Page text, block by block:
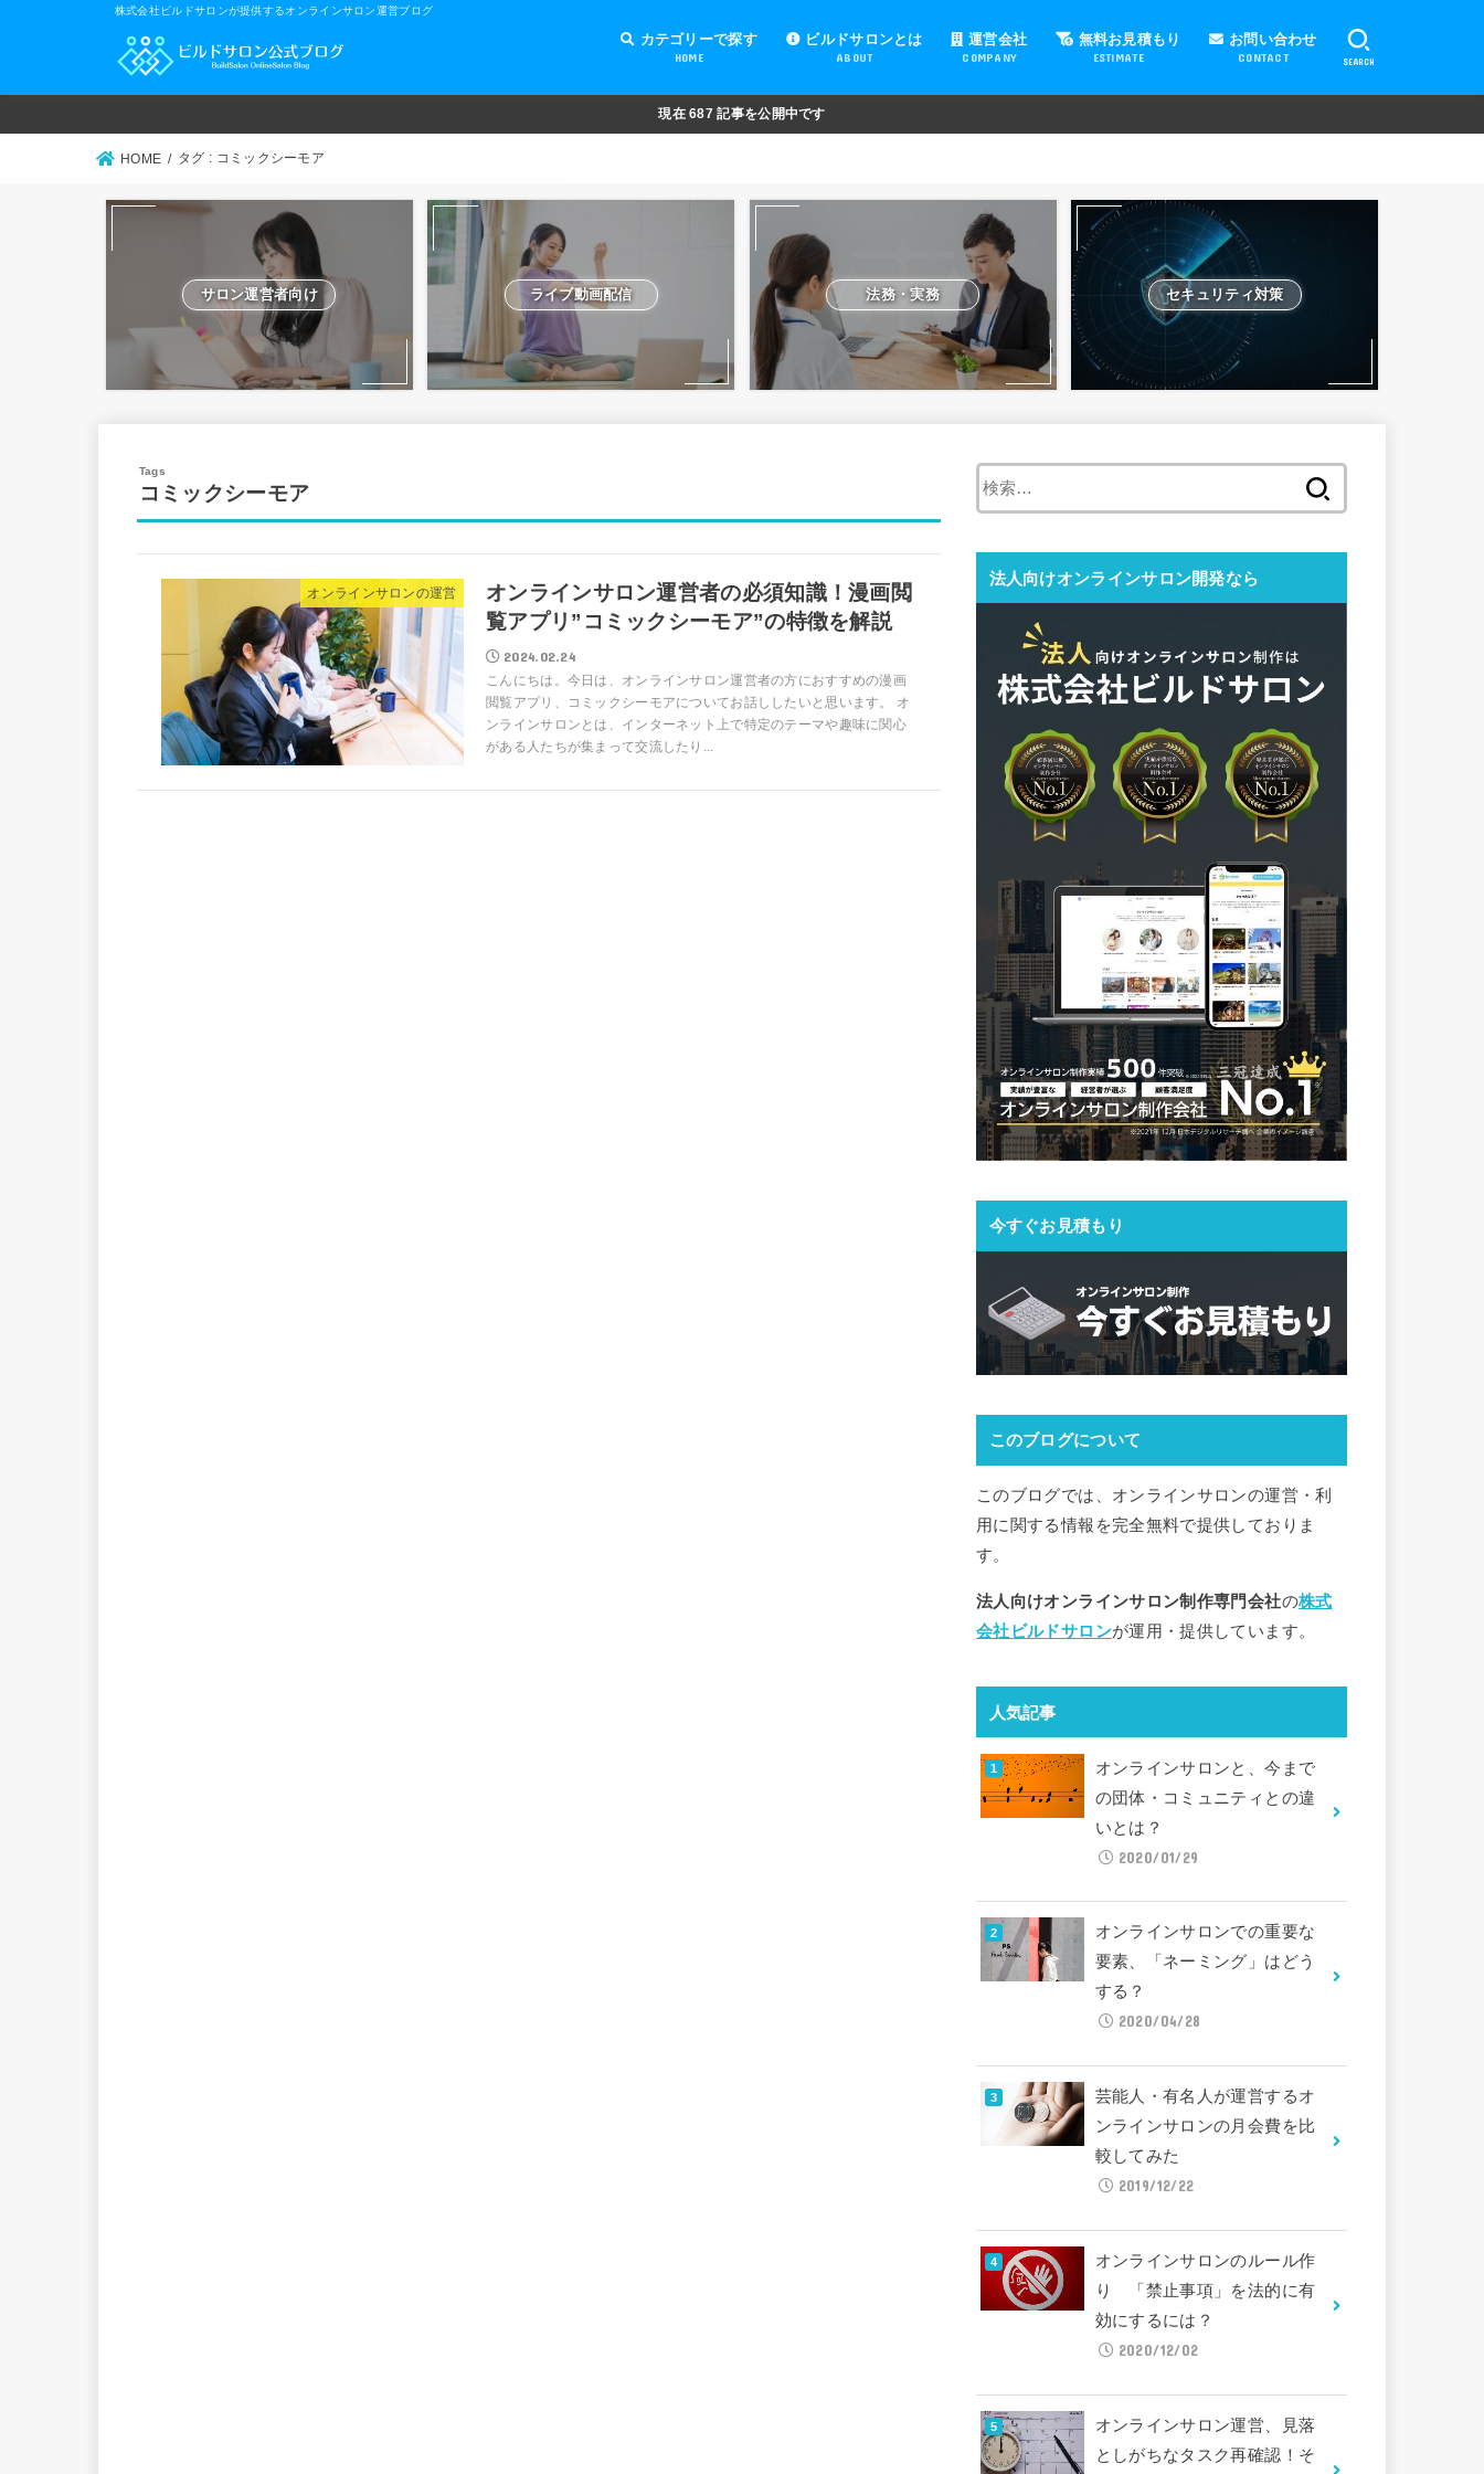
株式会社ビルドサロンが提供するオンラインサロン運営ブログ
カテゴリーで探す
HOME
オンラインサロンの運営
オンラインサロンの集客
オンラインサロンの紹介
オンラインサロンの活用
法務・実務
ライブ動画配信
動画制作・編集
セキュリティ対策
Facebook運営
会費設定
オンラインサロンの開設準備
道具・機材紹介と解説
NFT
ビルドサロンとは
ABOUT
運営会社
COMPANY
無料お見積もり
ESTIMATE
お問い合わせ
CONTACT SEARCH
現在687 記事を公開中です
HOME タグ : コミックシーモア
サロン運営者向け ライブ動画配信 法務・実務 セキュリティ対策
コミックシーモア
オンラインサロンの運営
オンラインサロン運営者の必須知識！漫画閲
覧アプリ”コミックシーモア”の特徴を解説
2024.02.24
こんにちは。今日は、オンラインサロン運営者の方におすすめの漫画
閲覧アプリ、コミックシーモアについてお話ししたいと思います。 オ
ンラインサロンとは、インターネット上で特定のテーマや趣味に関心
がある人たちが集まって交流したり...
法人向けオンラインサロン開発なら
今すぐお見積もり
このブログについて
このブログでは、オンラインサロンの運営・利
用に関する情報を完全無料で提供しておりま
す。
法人向けオンラインサロン制作専門会社の株式
会社ビルドサロンが運用・提供しています。
人気記事
オンラインサロンと、今まで
の団体・コミュニティとの違
いとは？
2020/01/29
オンラインサロンでの重要な
要素、「ネーミング」はどう
する？
2020/04/28
芸能人・有名人が運営するオ
ンラインサロンの月会費を比
較してみた
2019/12/22
オンラインサロンのルール作
り 「禁止事項」を法的に有
効にするには？
2020/12/02
オンラインサロン運営、見落
としがちなタスク再確認！そ